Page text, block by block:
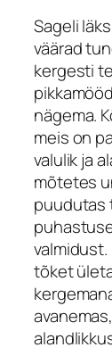
Sageli
väärad
kergesti
nägema.
meis on
valulik ja
mõtetes
puudutas
valmidust.
tõket